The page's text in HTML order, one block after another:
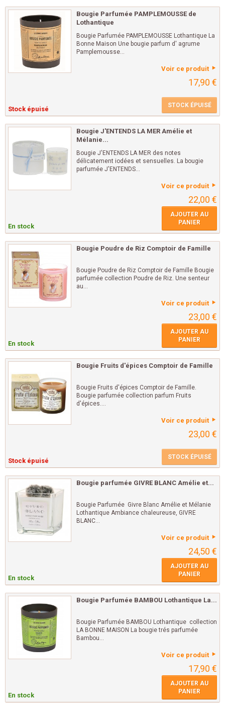
Bougie Parfumée PAMPLEMOUSSE de
Lothantique
Bougie Parfumée PAMPLEMOUSSE Lothantique La
Bonne Maison Une bougie parfum d' agrume
Pamplemousse...
Voir ce produit
17,90 €
Stock épuisé STOCK ÉPUISÉ
Bougie J'ENTENDS LA MER Amélie et
Mélanie...
Bougie J'ENTENDS LA MER des notes
délicatement iodées et sensuelles. La bougie
parfumée J'ENTENDS...
Voir ce produit
22,00 €
En stock
AJOUTER AU
PANIER
Bougie Poudre de Riz Comptoir de Famille
Bougie Poudre de Riz Comptoir de Famille Bougie
parfumée collection Poudre de Riz. Une senteur
au...
Voir ce produit
23,00 €
En stock
AJOUTER AU
PANIER
Bougie Fruits d'épices Comptoir de Famille
Bougie Fruits d'épices Comptoir de Famille.
Bougie parfumée collection parfum Fruits
d'épices....
Voir ce produit
23,00 €
Stock épuisé STOCK ÉPUISÉ
Bougie parfumée GIVRE BLANC Amélie et...
Bougie Parfumée Givre Blanc Amélie et Mélanie
Lothantique Ambiance chaleureuse, GIVRE
BLANC...
Voir ce produit
24,50 €
En stock
AJOUTER AU
PANIER
Bougie Parfumée BAMBOU Lothantique La...
Bougie Parfumée BAMBOU Lothantique collection
LA BONNE MAISON La bougie trés parfumée
Bambou...
Voir ce produit
17,90 €
En stock
AJOUTER AU
PANIER